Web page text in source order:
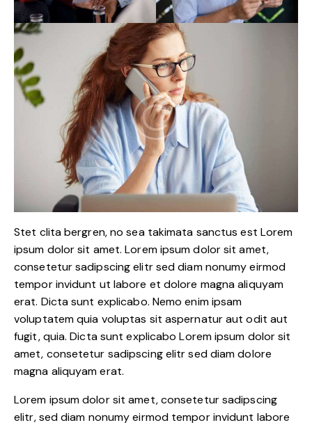
Stet clita bergren, no sea takimata sanctus est Lorem
ipsum dolor sit amet. Lorem ipsum dolor sit amet,
consetetur sadipscing elitr sed diam nonumy eirmod
tempor invidunt ut labore et dolore magna aliquyam
erat. Dicta sunt explicabo. Nemo enim ipsam
voluptatem quia voluptas sit aspernatur aut odit aut
fugit, quia. Dicta sunt explicabo Lorem ipsum dolor sit
amet, consetetur sadipscing elitr sed diam dolore
magna aliquyam erat.
Lorem ipsum dolor sit amet, consetetur sadipscing
elitr, sed diam nonumy eirmod tempor invidunt labore